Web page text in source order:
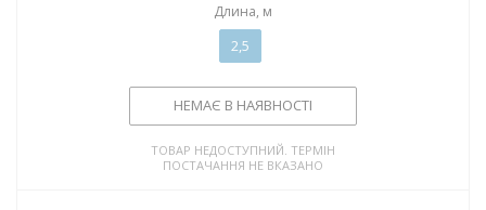
Длина, м
2,5
НЕМАЄ В НАЯВНОСТІ
ТОВАР НЕДОСТУПНИЙ. ТЕРМІН
ПОСТАЧАННЯ НЕ ВКАЗАНО